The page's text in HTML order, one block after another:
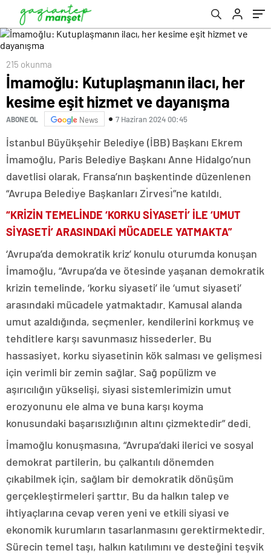
215 okunma
İmamoğlu: Kutuplaşmanın ilacı, her
kesime eşit hizmet ve dayanışma
ABONE OL News 7 Haziran 2024 00:45
İstanbul Büyükşehir Belediye (İBB) Başkanı Ekrem
İmamoğlu, Paris Belediye Başkanı Anne Hidalgo’nun
davetlisi olarak, Fransa’nın başkentinde düzenlenen
“Avrupa Beledı̇ye Başkanları Zı̇rvesı̇”ne katıldı.
“KRİZİN TEMELİNDE ‘KORKU SİYASETİ’ İLE ‘UMUT
SİYASETİ’ ARASINDAKİ MÜCADELE YATMAKTA”
‘Avrupa’da demokratik kriz’ konulu oturumda konuşan
İmamoğlu, “Avrupa’da ve ötesinde yaşanan demokratik
krizin temelinde, ‘korku siyaseti’ ile ‘umut siyaseti’
arasındaki mücadele yatmaktadır. Kamusal alanda
umut azaldığında, seçmenler, kendilerini korkmuş ve
tehditlere karşı savunmasız hissederler. Bu
hassasiyet, korku siyasetinin kök salması ve gelişmesi
için verimli bir zemin sağlar. Sağ popülizm ve
aşırıcılığın yükselişi, siyasi sistemlerimizin umut
erozyonunu ele alma ve buna karşı koyma
konusundaki başarısızlığının altını çizmektedir” dedi.
İmamoğlu konuşmasına, “Avrupa’daki ilerici ve sosyal
demokrat partilerin, bu çalkantılı dönemden
çıkabilmek için, sağlam bir demokratik dönüşüm
gerçekleştirmeleri şarttır. Bu da halkın talep ve
ihtiyaçlarına cevap veren yeni ve etkili siyasi ve
ekonomik kurumların tasarlanmasını gerektirmektedir.
Sürecin temel taşı, halkın katılımını ve desteğini teşvik